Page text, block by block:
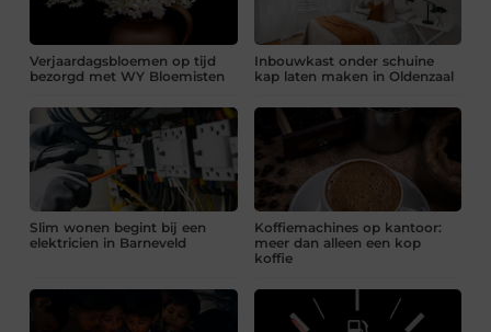
Verjaardagsbloemen op tijd
bezorgd met WY Bloemisten
Inbouwkast onder schuine
kap laten maken in Oldenzaal
Slim wonen begint bij een
elektricien in Barneveld
Koffiemachines op kantoor:
meer dan alleen een kop
koffie